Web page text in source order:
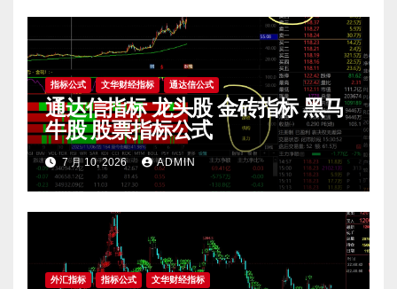
指标公式 文华财经指标 通达信公式
通达信指标 龙头股 金砖指标 黑马
牛股 股票指标公式
7 月 10, 2026 ADMIN
外汇指标 指标公式 文华财经指标